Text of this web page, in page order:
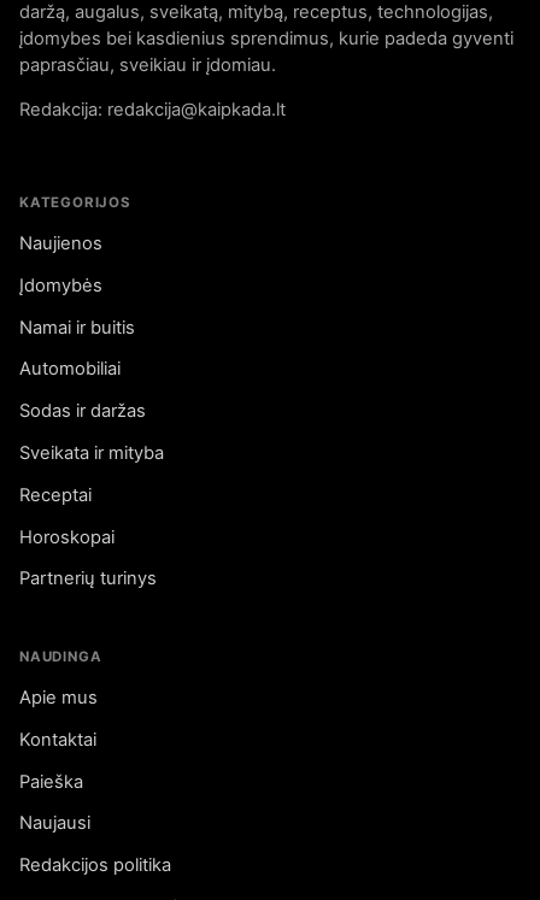
daržą, augalus, sveikatą, mitybą, receptus, technologijas,
įdomybes bei kasdienius sprendimus, kurie padeda gyventi
paprasčiau, sveikiau ir įdomiau.
Redakcija: redakcija@kaipkada.lt
KATEGORIJOS
Naujienos
Įdomybės
Namai ir buitis
Automobiliai
Sodas ir daržas
Sveikata ir mityba
Receptai
Horoskopai
Partnerių turinys
NAUDINGA
Apie mus
Kontaktai
Paieška
Naujausi
Redakcijos politika